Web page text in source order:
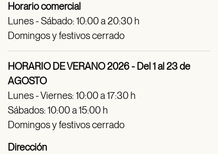
Horario comercial
Lunes - Sábado: 10:00 a 20:30 h
Domingos y festivos cerrado
HORARIO DE VERANO 2026 - Del 1 al 23 de
AGOSTO
Lunes - Viernes: 10:00 a 17:30 h
Sábados: 10:00 a 15:00 h
Domingos y festivos cerrado
Dirección